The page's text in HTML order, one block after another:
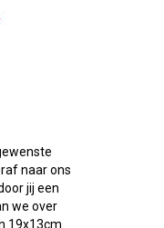
naar ons
jij een
we over
19x13cm.